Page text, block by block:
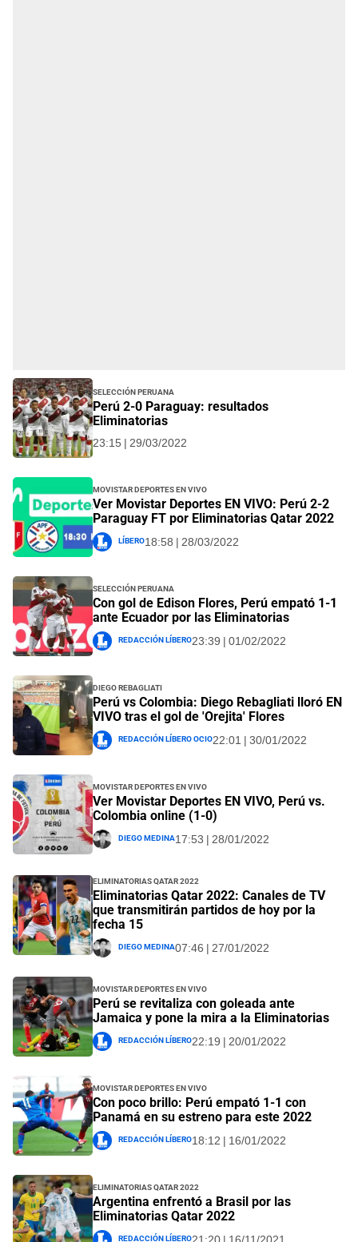
Selección Peruana
Perú 2-0 Paraguay: resultados
Eliminatorias
23:15 | 29/03/2022
Movistar Deportes EN VIVO
Ver Movistar Deportes EN VIVO: Perú 2-2
Paraguay FT por Eliminatorias Qatar 2022
Líbero18:58 | 28/03/2022
Selección Peruana
Con gol de Edison Flores, Perú empató 1-1
ante Ecuador por las Eliminatorias
Redacción Líbero23:39 | 01/02/2022
Diego Rebagliati
Perú vs Colombia: Diego Rebagliati lloró EN
VIVO tras el gol de 'Orejita' Flores
Redacción Líbero Ocio22:01 | 30/01/2022
Movistar Deportes EN VIVO
Ver Movistar Deportes EN VIVO, Perú vs.
Colombia online (1-0)
Diego Medina17:53 | 28/01/2022
Eliminatorias Qatar 2022
Eliminatorias Qatar 2022: Canales de TV
que transmitirán partidos de hoy por la
fecha 15
Diego Medina07:46 | 27/01/2022
Movistar Deportes EN VIVO
Perú se revitaliza con goleada ante
Jamaica y pone la mira a la Eliminatorias
Redacción Líbero22:19 | 20/01/2022
Movistar Deportes EN VIVO
Con poco brillo: Perú empató 1-1 con
Panamá en su estreno para este 2022
Redacción Líbero18:12 | 16/01/2022
Eliminatorias Qatar 2022
Argentina enfrentó a Brasil por las
Eliminatorias Qatar 2022
Redacción Líbero